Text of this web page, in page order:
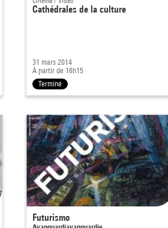
Cathédrales de la culture
31 mars 2014
À partir de 16h15
Terminé
Futurismo